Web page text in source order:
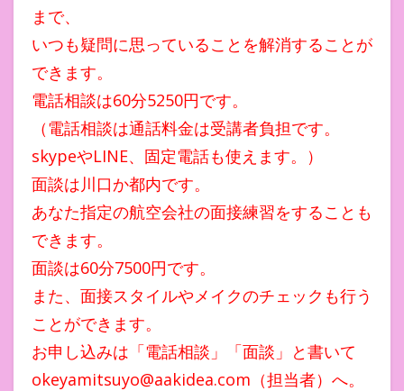
まで、
いつも疑問に思っていることを解消することが
できます。
電話相談は60分5250円です。
（電話相談は通話料金は受講者負担です。
skypeやLINE、固定電話も使えます。）
面談は川口か都内です。
あなた指定の航空会社の面接練習をすることも
できます。
面談は60分7500円です。
また、面接スタイルやメイクのチェックも行う
ことができます。
お申し込みは「電話相談」「面談」と書いて
okeyamitsuyo@aakidea.com（担当者）へ。